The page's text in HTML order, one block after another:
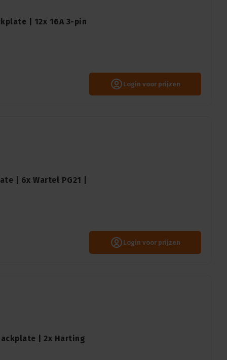
| 12x 16A 3-pin
Login voor prijzen
| 6x Wartel PG21 |
Login voor prijzen
| 2x Harting